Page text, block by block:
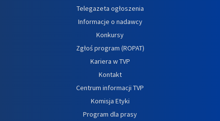
Telegazeta ogłoszenia
Informacje o nadawcy
Konkursy
Zgłoś program (ROPAT)
Kariera w TVP
Kontakt
Centrum informacji TVP
Komisja Etyki
Program dla prasy